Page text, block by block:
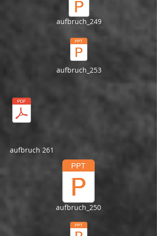
aufbruch_249
aufbruch_253
aufbruch 261
aufbruch_250